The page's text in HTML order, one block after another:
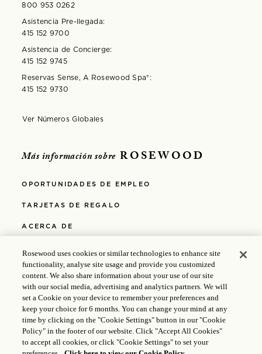
Más información sobre ROSEWOOD
OPORTUNIDADES DE EMPLEO
TARJETAS DE REGALO
ACERCA DE
POLÍTICA DE COOKIES
MEDIOS
POLÍTICAS
ACCESIBILIDAD
800 953 0262
Asistencia Pre-llegada:
415 152 9700
Asistencia de Concierge:
415 152 9745
Reservas Sense, A Rosewood Spa®️:
415 152 9730
Ver Números Globales
Rosewood uses cookies or similar technologies to enhance site
functionality, analyse site usage and provide you customized
content. We also share information about your use of our site
with our social media, advertising and analytics partners. We will
set a Cookie on your device to remember your preferences and
keep your choice for 6 months. You can change your mind at any
time by clicking on the "Cookie Settings" button in our "Cookie
Policy" in the footer of our website. Click "Accept All Cookies"
to accept all cookies, or click "Cookie Settings" to set your